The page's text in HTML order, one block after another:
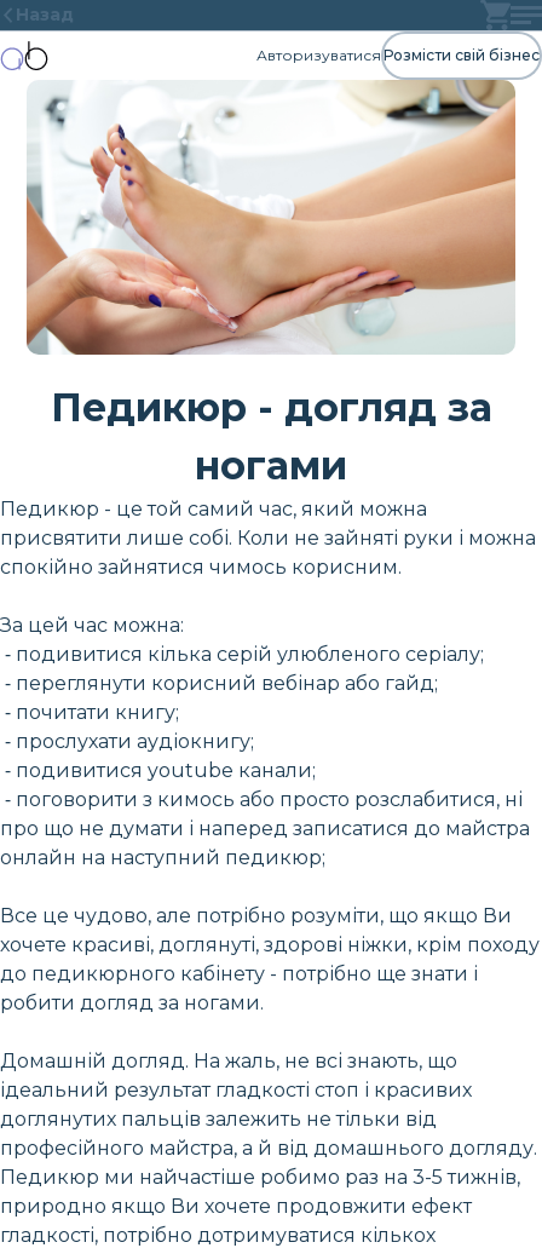
Назад
Авторизуватися Розмісти свій бізнес
Педикюр - догляд за
ногами
Педикюр - це той самий час, який можна
присвятити лише собі. Коли не зайняті руки і можна
спокійно зайнятися чимось корисним.
За цей час можна:
⁃ подивитися кілька серій улюбленого серіалу;
⁃ переглянути корисний вебінар або гайд;
⁃ почитати книгу;
⁃ прослухати аудіокнигу;
⁃ подивитися youtube канали;
⁃ поговорити з кимось або просто розслабитися, ні
про що не думати і наперед записатися до майстра
онлайн на наступний педикюр;
Все це чудово, але потрібно розуміти, що якщо Ви
хочете красиві, доглянуті, здорові ніжки, крім походу
до педикюрного кабінету - потрібно ще знати і
робити догляд за ногами.
Домашній догляд. На жаль, не всі знають, що
ідеальний результат гладкості стоп і красивих
доглянутих пальців залежить не тільки від
професійного майстра, а й від домашнього догляду.
Педикюр ми найчастіше робимо раз на 3-5 тижнів,
природно якщо Ви хочете продовжити ефект
гладкості, потрібно дотримуватися кількох